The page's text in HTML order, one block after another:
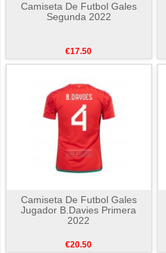
Camiseta De Futbol Gales
Segunda 2022
€17.50
Camiseta De Futbol Gales
Jugador B.Davies Primera
2022
€20.50